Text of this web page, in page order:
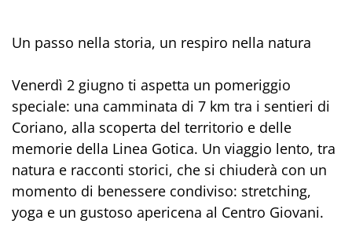
Un passo nella storia, un respiro nella natura
Venerdì 2 giugno ti aspetta un pomeriggio
speciale: una camminata di 7 km tra i sentieri di
Coriano, alla scoperta del territorio e delle
memorie della Linea Gotica. Un viaggio lento, tra
natura e racconti storici, che si chiuderà con un
momento di benessere condiviso: stretching,
yoga e un gustoso apericena al Centro Giovani.